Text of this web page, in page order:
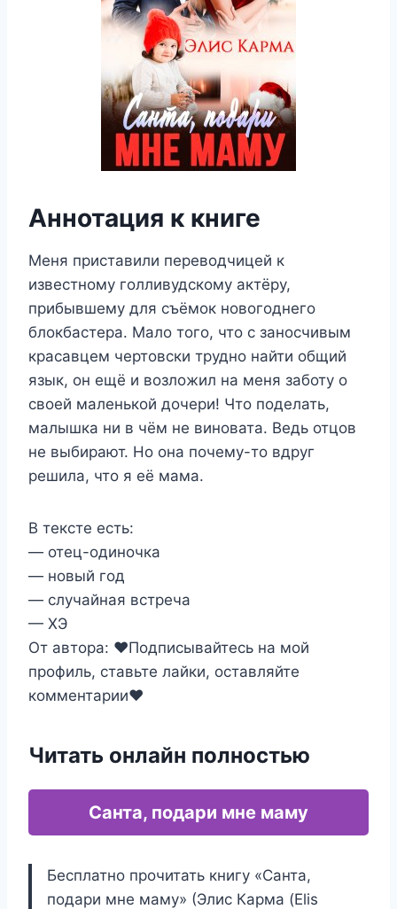
Аннотация к книге
Меня приставили переводчицей к
известному голливудскому актёру,
прибывшему для съёмок новогоднего
блокбастера. Мало того, что с заносчивым
красавцем чертовски трудно найти общий
язык, он ещё и возложил на меня заботу о
своей маленькой дочери! Что поделать,
малышка ни в чём не виновата. Ведь отцов
не выбирают. Но она почему-то вдруг
решила, что я её мама.
В тексте есть:
— отец-одиночка
— новый год
— случайная встреча
— ХЭ
От автора: ❤Подписывайтесь на мой
профиль, ставьте лайки, оставляйте
комментарии❤
Читать онлайн полностью
Санта, подари мне маму
Бесплатно прочитать книгу «Санта,
подари мне маму» (Элис Карма (Elis